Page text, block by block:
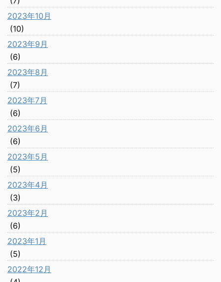
2023年10月
(10)
2023年9月
(6)
2023年8月
(7)
2023年7月
(6)
2023年6月
(6)
2023年5月
(5)
2023年4月
(3)
2023年2月
(6)
2023年1月
(5)
2022年12月